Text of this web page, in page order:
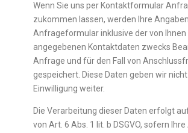
Wenn Sie uns per Kontaktformular
zukommen lassen, werden Ihre
Anfrageformular inklusive der von Ihnen
angegebenen Kontaktdaten zwecks
Anfrage und für den Fall von
gespeichert. Diese Daten geben wir
Einwilligung weiter.
Die Verarbeitung dieser Daten erfolgt
von Art. 6 Abs. 1 lit. b DSGVO, sofern